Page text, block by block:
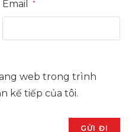
Email *
web trong trình
kế tiếp của tôi.